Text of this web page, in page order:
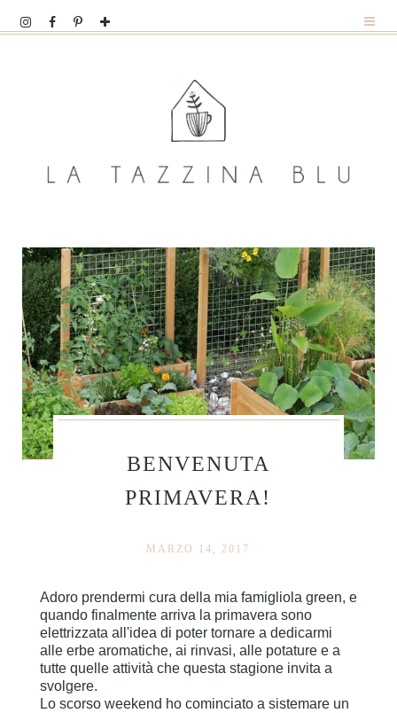
BENVENUTA
PRIMAVERA!
MARZO 14, 2017
Adoro prendermi cura della mia famigliola green, e
quando finalmente arriva la primavera sono
elettrizzata all'idea di poter tornare a dedicarmi
alle erbe aromatiche, ai rinvasi, alle potature e a
tutte quelle attività che questa stagione invita a
svolgere.
Lo scorso weekend ho cominciato a sistemare un